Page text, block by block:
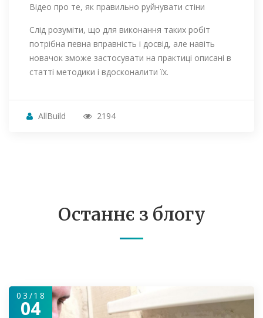
Відео про те, як правильно руйнувати стіни
Слід розуміти, що для виконання таких робіт
потрібна певна вправність і досвід, але навіть
новачок зможе застосувати на практиці описані в
статті методики і вдосконалити їх.
AllBuild 2194
Останнє з блогу
03/18
04